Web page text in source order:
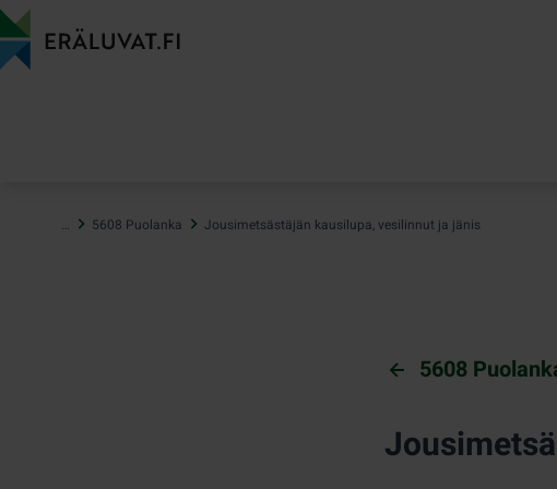
Hyppää
sisältöön
… 5608 Puolanka Jousimetsästäjän kausilupa, vesilinnut ja jänis
5608